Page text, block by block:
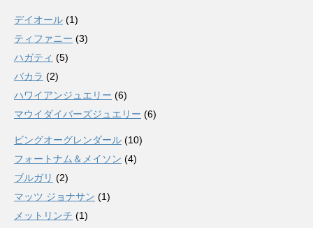
デイオール (1)
ティファニー (3)
ハガティ (5)
バカラ (2)
ハワイアンジュエリー (6)
マウイダイバーズジュエリー (6)
ビングオーグレンダール (10)
フォートナム＆メイソン (4)
ブルガリ (2)
マッツ ジョナサン (1)
メットリンチ (1)